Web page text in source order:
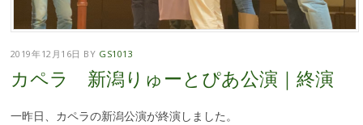
2019年12月16日 BY GS1013
カペラ 新潟りゅーとぴあ公演｜終演
一昨日、カペラの新潟公演が終演しました。